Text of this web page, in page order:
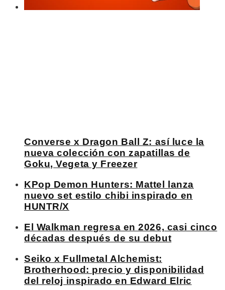
Converse x Dragon Ball Z: así luce la
nueva colección con zapatillas de
Goku, Vegeta y Freezer
KPop Demon Hunters: Mattel lanza
nuevo set estilo chibi inspirado en
HUNTR/X
El Walkman regresa en 2026, casi cinco
décadas después de su debut
Seiko x Fullmetal Alchemist:
Brotherhood: precio y disponibilidad
del reloj inspirado en Edward Elric